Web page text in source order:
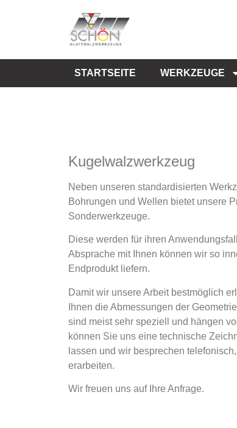
STARTSEITE WERKZEUGE
Kugelwalzwerkzeug
Neben unseren standardisierten
Bohrungen und Wellen bietet unsere
Sonderwerkzeuge.
Diese werden für ihren
Absprache mit Ihnen können wir so
Endprodukt liefern.
Damit wir unsere Arbeit bestmöglich
Ihnen die Abmessungen der
sind meist sehr speziell und hängen
können Sie uns eine technische
lassen und wir besprechen
erarbeiten.
Wir freuen uns auf Ihre Anfrage.